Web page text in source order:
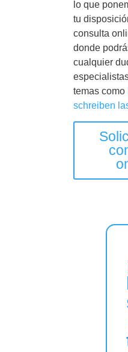
lo que
tu
consulta
donde
cualquier
temas como
schreiben